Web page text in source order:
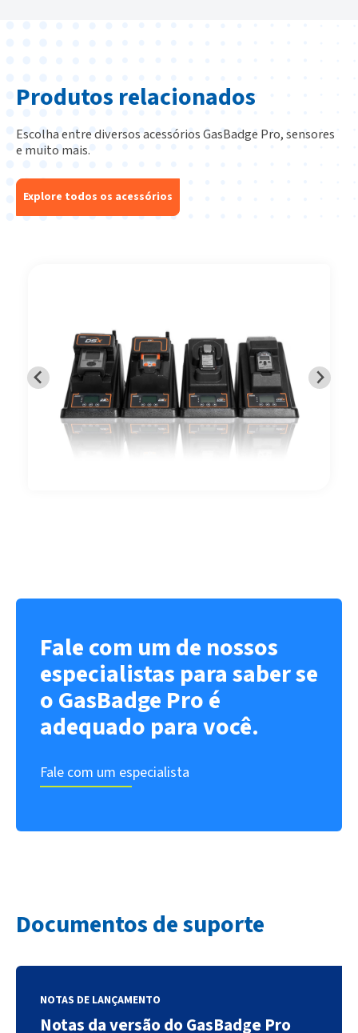
Produtos relacionados
Escolha entre diversos acessórios GasBadge Pro, sensores
e muito mais.
Explore todos os acessórios
Fale com um de nossos
especialistas para saber se
o GasBadge Pro é
adequado para você.
Fale com um especialista
Documentos de suporte
NOTAS DE LANÇAMENTO
Notas da versão do GasBadge Pro